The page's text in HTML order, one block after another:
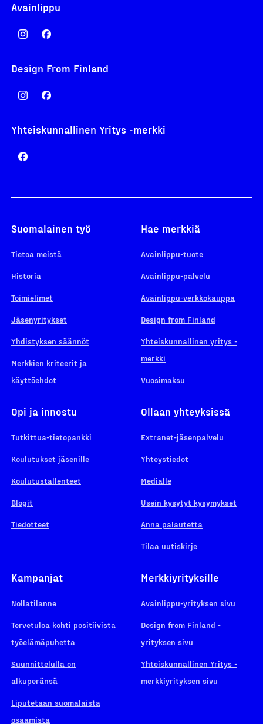
Avainlippu
Design From Finland
Yhteiskunnallinen Yritys -merkki
Suomalainen työ
Tietoa meistä
Historia
Toimielimet
Jäsenyritykset
Yhdistyksen säännöt
Merkkien kriteerit ja
käyttöehdot
Hae merkkiä
Avainlippu-tuote
Avainlippu-palvelu
Avainlippu-verkkokauppa
Design from Finland
Yhteiskunnallinen yritys -
merkki
Vuosimaksu
Opi ja innostu
Tutkittua-tietopankki
Koulutukset jäsenille
Koulutustallenteet
Blogit
Tiedotteet
Ollaan yhteyksissä
Extranet-jäsenpalvelu
Yhteystiedot
Medialle
Usein kysytyt kysymykset
Anna palautetta
Tilaa uutiskirje
Kampanjat
Nollatilanne
Tervetuloa kohti positiivista
työelämäpuhetta
Suunnittelulla on
alkuperänsä
Liputetaan suomalaista
osaamista
Merkkiyrityksille
Avainlippu-yrityksen sivu
Design from Finland -
yrityksen sivu
Yhteiskunnallinen Yritys -
merkkiyrityksen sivu